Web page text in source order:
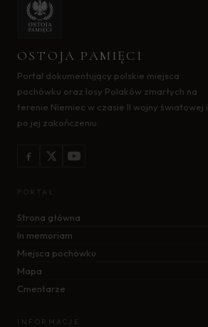
OSTOJA PAMIĘCI
Portal dokumentujący polskie miejsca
pochówku oraz losy Polaków zmarłych na
terenie Niemiec w czasie II wojny światowej i
po jej zakończeniu.
PORTAL
Strona główna
In memoriam
Miejsca pochówku
Mapa
Cmentarze
INFORMACJE